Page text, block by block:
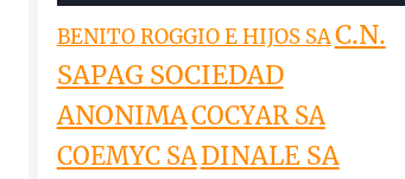
BENITO ROGGIO E HIJOS SAC.N.
SAPAG SOCIEDAD
ANONIMACOCYAR SA
COEMYC SADINALE SA